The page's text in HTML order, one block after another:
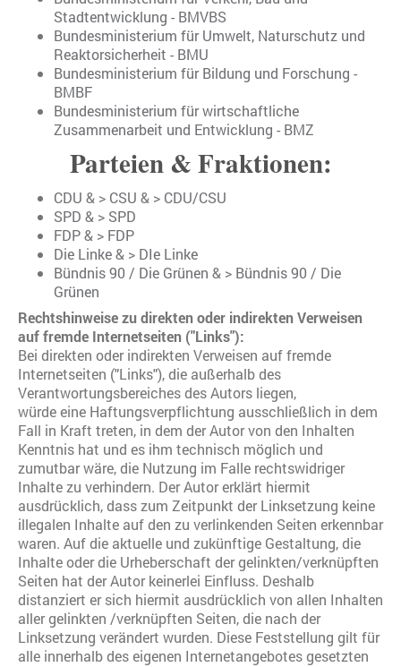
Stadtentwicklung - BMVBS
Bundesministerium für Umwelt, Naturschutz und
Reaktorsicherheit - BMU
Bundesministerium für Bildung und Forschung -
BMBF
Bundesministerium für wirtschaftliche
Zusammenarbeit und Entwicklung - BMZ
Parteien & Fraktionen:
CDU & > CSU & > CDU/CSU
SPD & > SPD
FDP& > FDP
Die Linke& > DIe Linke
Bündnis 90 / Die Grünen & > Bündnis 90 / Die
Grünen
Rechtshinweise zu direkten oder indirekten Verweisen
auf fremde Internetseiten ("Links"):
Bei direkten oder indirekten Verweisen auf fremde
Internetseiten ("Links"), die außerhalb des
Verantwortungsbereiches des Autors liegen,
würde eine Haftungsverpflichtung ausschließlich in dem
Fall in Kraft treten, in dem der Autor von den Inhalten
Kenntnis hat und es ihm technisch möglich und
zumutbar wäre, die Nutzung im Falle rechtswidriger
Inhalte zu verhindern. Der Autor erklärt hiermit
ausdrücklich, dass zum Zeitpunkt der Linksetzung keine
illegalen Inhalte auf den zu verlinkenden Seiten erkennbar
waren. Auf die aktuelle und zukünftige Gestaltung, die
Inhalte oder die Urheberschaft der gelinkten/verknüpften
Seiten hat der Autor keinerlei Einfluss. Deshalb
distanziert er sich hiermit ausdrücklich von allen Inhalten
aller gelinkten /verknüpften Seiten, die nach der
Linksetzung verändert wurden. Diese Feststellung gilt für
alle innerhalb des eigenen Internetangebotes gesetzten